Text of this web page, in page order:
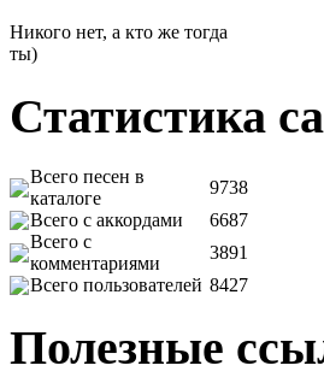
Никого нет, а кто же тогда
ты)
Статистика
Всего песен в
каталоге
9738
Всего с аккордами
6687
Всего с
комментариями
3891
Всего пользователей 8427
Полезные